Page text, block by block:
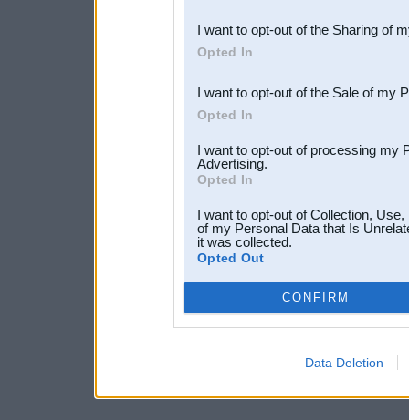
Downstream Participants
third parties.
I want to opt-out of the Sharing of
Opted In
I want to opt-out of the Sale of my
Opted In
I want to opt-out of processing my
Advertising.
Opted In
I want to opt-out of Collection,
of my Personal Data that Is
it was collected.
Opted Out
CONFIRM
Data Deletion